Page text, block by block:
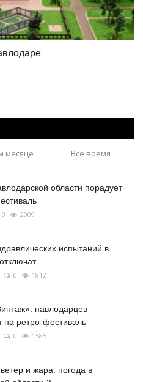
месяце Все время
области порадует
0 2009
испытаний в
0 1812
павлодарцев
на ретро-фестиваль
0 1585
и жара: погода в